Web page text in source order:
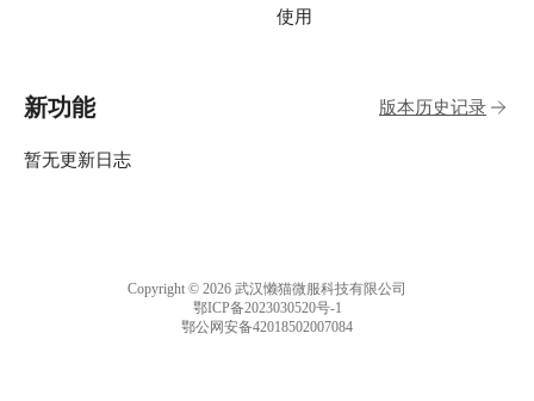
使用
新功能 版本历史记录
暂无更新日志
Copyright © 2026 武汉懒猫微服科技有限公司
鄂ICP备2023030520号-1
鄂公网安备42018502007084